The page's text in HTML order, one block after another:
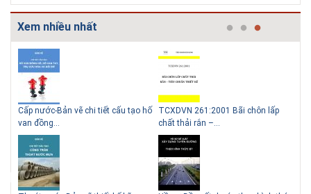
Những ngôi nhà một tầng ít
tiền vẫn đẹp
Lý do nên sử dụng gạch block
Xem nhiều nhất
Cấp nước-Bản vẽ chi tiết cấu tạo hố
van đồng...
TCXDVN 261:2001 Bãi chôn lấp
chất thải rắn –...